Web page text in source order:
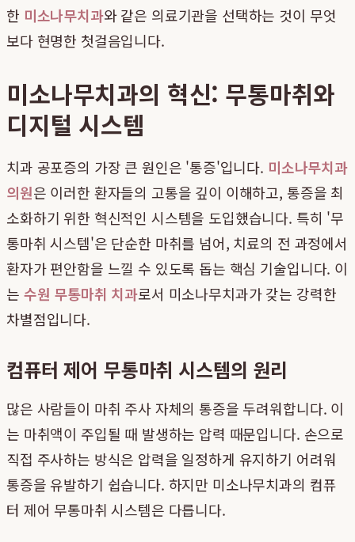
한 미소나무치과와 같은 의료기관을 선택하는 것이 무엇
보다 현명한 첫걸음입니다.
미소나무치과의 혁신: 무통마취와
디지털 시스템
치과 공포증의 가장 큰 원인은 '통증'입니다. 미소나무치과
의원은 이러한 환자들의 고통을 깊이 이해하고, 통증을 최
소화하기 위한 혁신적인 시스템을 도입했습니다. 특히 '무
통마취 시스템'은 단순한 마취를 넘어, 치료의 전 과정에서
환자가 편안함을 느낄 수 있도록 돕는 핵심 기술입니다. 이
는 수원 무통마취 치과로서 미소나무치과가 갖는 강력한
차별점입니다.
컴퓨터 제어 무통마취 시스템의 원리
많은 사람들이 마취 주사 자체의 통증을 두려워합니다. 이
는 마취액이 주입될 때 발생하는 압력 때문입니다. 손으로
직접 주사하는 방식은 압력을 일정하게 유지하기 어려워
통증을 유발하기 쉽습니다. 하지만 미소나무치과의 컴퓨
터 제어 무통마취 시스템은 다릅니다.